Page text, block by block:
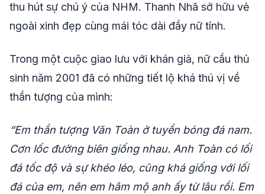
thu hút sự chú ý của NHM. Thanh Nhã sở hữu vẻ
ngoài xinh đẹp cùng mái tóc dài đầy nữ tính.
Trong một cuộc giao lưu với khán giả, nữ cầu thủ
sinh năm 2001 đã có những tiết lộ khá thú vị về
thần tượng của mình:
“Em thần tượng Văn Toàn ở tuyển bóng đá nam.
Cơn lốc đường biên giống nhau. Anh Toàn có lối
đá tốc độ và sự khéo léo, cũng khá giống với lối
đá của em, nên em hâm mộ anh ấy từ lâu rồi. Em